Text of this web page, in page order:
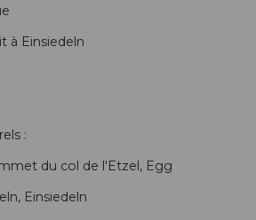
à Einsiedeln
:
du col de l'Etzel, Egg
Einsiedeln